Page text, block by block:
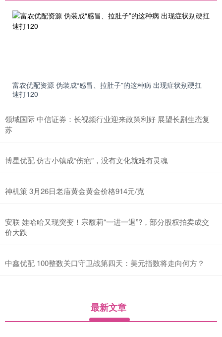
富农优配资源 伪装成“感冒、拉肚子”的这种病 出现症状别硬扛
速打120
领域国际 中信证券：长视频行业迎来政策利好 展望长剧生态复
苏
博星优配 仿古小镇成“伤疤”，没有文化就难有灵魂
神机策 3月26日老庙黄金黄金价格914元/克
安联 娃哈哈又现突变！宗馥莉“一进一退”?，部分股权拍卖成交
价大跌
中鑫优配 100整数关口守卫战第四天：美元指数将走向何方？
最新文章